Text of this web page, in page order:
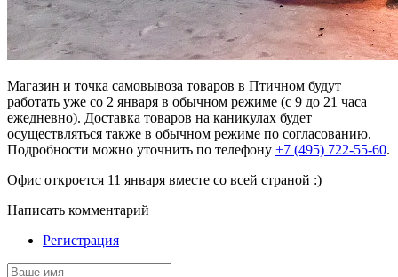
Магазин и точка самовывоза товаров в Птичном будут
работать уже со 2 января в обычном режиме (с 9 до 21 часа
ежедневно). Доставка товаров на каникулах будет
осуществляться также в обычном режиме по согласованию.
Подробности можно уточнить по телефону +7 (495) 722-55-60.
Офис откроется 11 января вместе со всей страной :)
Написать комментарий
Регистрация